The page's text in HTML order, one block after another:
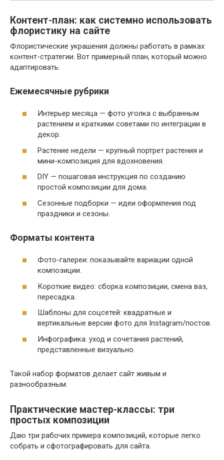
Контент-план: как системно использовать
флористику на сайте
Флористические украшения должны работать в рамках
контент-стратегии. Вот примерный план, который можно
адаптировать.
Ежемесячные рубрики
Интерьер месяца — фото уголка с выбранным
растением и краткими советами по интеграции в
декор.
Растение недели — крупный портрет растения и
мини-композиция для вдохновения.
DIY — пошаговая инструкция по созданию
простой композиции для дома.
Сезонные подборки — идеи оформления под
праздники и сезоны.
Форматы контента
Фото-галереи: показывайте вариации одной
композиции.
Короткие видео: сборка композиции, смена ваз,
пересадка.
Шаблоны для соцсетей: квадратные и
вертикальные версии фото для Instagram/постов.
Инфографика: уход и сочетания растений,
представленные визуально.
Такой набор форматов делает сайт живым и
разнообразным.
Практические мастер-классы: три
простых композиции
Даю три рабочих примера композиций, которые легко
собрать и сфотографировать для сайта.